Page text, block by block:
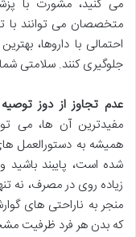
می کنید، مشورت با
متخصصان می توانند با
احتمالی با داروها،
جلوگیری کنند. سلامتی شما
عدم تجاوز از دوز
مفیدترین آن ها، می
همیشه به دستورالعمل
شده است، پایبند باشید
زیاده روی در مصرف، نه
منجر به ناراحتی های
که بدن هر فرد ظرفیت